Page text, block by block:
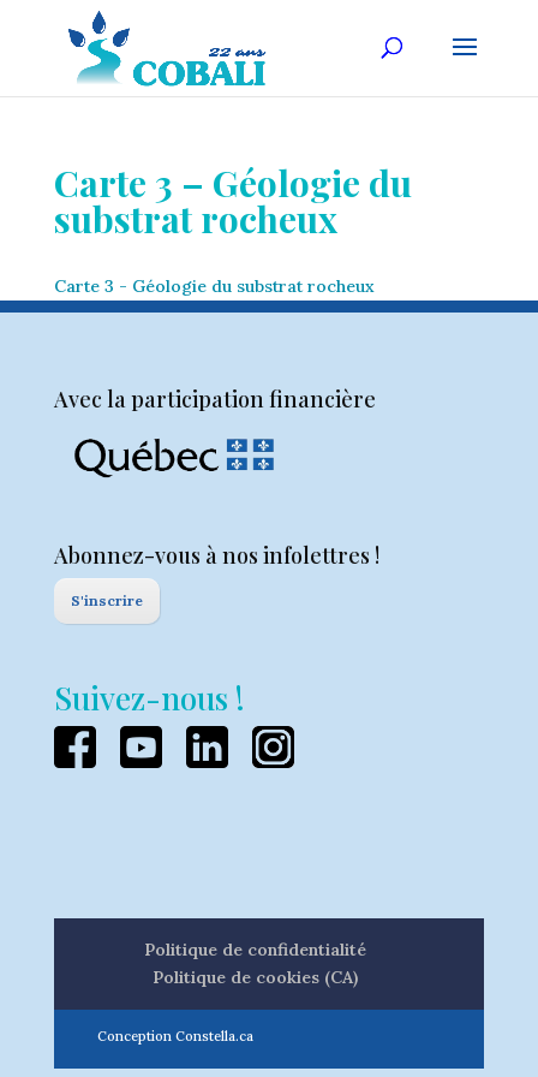
Carte 3 – Géologie du
substrat rocheux
Carte 3 - Géologie du substrat rocheux
Avec la participation financière
Abonnez-vous à nos infolettres !
S'inscrire
Suivez-nous !
Politique de confidentialité
Politique de cookies (CA)
Conception Constella.ca